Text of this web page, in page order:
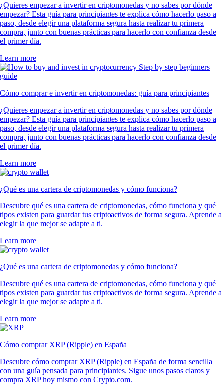
¿Quieres empezar a invertir en criptomonedas y no sabes por dónde
empezar? Esta guía para principiantes te explica cómo hacerlo paso a
paso, desde elegir una plataforma segura hasta realizar tu primera
compra, junto con buenas prácticas para hacerlo con confianza desde
el primer día.
Learn more
Cómo comprar e invertir en criptomonedas: guía para principiantes
¿Quieres empezar a invertir en criptomonedas y no sabes por dónde
empezar? Esta guía para principiantes te explica cómo hacerlo paso a
paso, desde elegir una plataforma segura hasta realizar tu primera
compra, junto con buenas prácticas para hacerlo con confianza desde
el primer día.
Learn more
¿Qué es una cartera de criptomonedas y cómo funciona?
Descubre qué es una cartera de criptomonedas, cómo funciona y qué
tipos existen para guardar tus criptoactivos de forma segura. Aprende a
elegir la que mejor se adapte a ti.
Learn more
¿Qué es una cartera de criptomonedas y cómo funciona?
Descubre qué es una cartera de criptomonedas, cómo funciona y qué
tipos existen para guardar tus criptoactivos de forma segura. Aprende a
elegir la que mejor se adapte a ti.
Learn more
Cómo comprar XRP (Ripple) en España
Descubre cómo comprar XRP (Ripple) en España de forma sencilla
con una guía pensada para principiantes. Sigue unos pasos claros y
compra XRP hoy mismo con Crypto.com.